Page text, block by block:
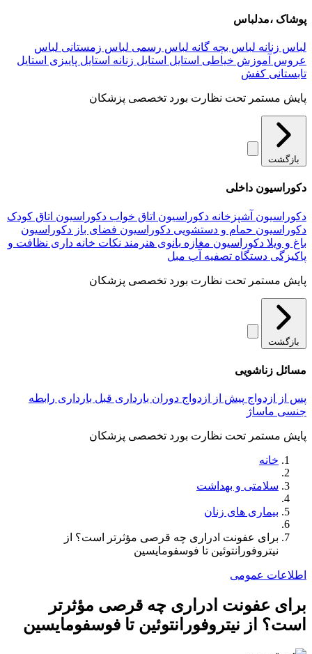
پوشاک ،مدلباس
لباس زنانه لباس بچه گانه لباس رسمی لباس زمستانی لباس
عروس آموزش خیاطی استایل استایل زنانه استایل پاییزی استایل
تابستانی کفش
پایش مستمر تحت نظارت بورد تخصصی پزشکان
بازگشت
دکوراسیون داخلی
دکوراسیون آشپزخانه دکوراسیون اتاق خواب دکوراسیون اتاق کودک
دکوراسیون حمام و دستشویی دکوراسیون فضای باز دکوراسیون
باغ و ویلا دکوراسیون مغازه بانوی هنرمند نکات خانه داری نظافت و
پاکیزگی دستگاه تصفیه آب مبل
پایش مستمر تحت نظارت بورد تخصصی پزشکان
بازگشت
مسائل زناشویی
پس از ازدواج پیش از ازدواج دوران بارداری قبل بارداری رابطه
جنسی ماساژ
پایش مستمر تحت نظارت بورد تخصصی پزشکان
خانه
سلامتی و بهداشت
بیماری های زنان
برای عفونت ادراری چه قرصی مؤثرتر است؟ از
نیتروفورانتوئین تا فوسفومایسین
اطلاعات عمومی
برای عفونت ادراری چه قرصی مؤثرتر
است؟ از نیتروفورانتوئین تا فوسفومایسین